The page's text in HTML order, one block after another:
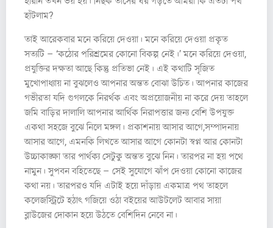
হাঁটলাম?
তাই আরেকবার মনে করিয়ে দেওয়া। মনে করিয়ে দেওয়া প্রকৃত
সত্যটি – ‘কঠোর পরিশ্রমের কোনো বিকল্প নেই।’ মনে করিয়ে দেওয়া,
প্রযুক্তির দক্ষতা আছে কিন্তু প্রতিভা নেই। এই কথাটি সৃজিত
মুখোপাধ্যায় না বুঝলেও আপনার অন্তত বোঝা উচিত। আপনার কাজের
গভীরতা যদি গুগলকে নিরর্থক এবং অপ্রয়োজনীয় না করে দেয় তাহলে
জমি বাড়ির দালালি আপনার আর্থিক নিরাপত্তার জন্য বেশি উপযুক্ত
একথা সহজে বুঝে নিলে মঙ্গল। প্রকাশনায় আসার আগে,সম্পাদনায়
আসার আগে, এমনকি লিখতে আসার আগে কোনটা স্বপ্ন আর কোনটা
উচ্চাকাঙ্ক্ষা তার পার্থক্য সেটুকু অন্তত বুঝে নিন। তারপর না হয় পথে
নামুন। সুপবন বহিতেছে – সেই সুযোগে ঝাঁপ দেওয়া কোনো কাজের
কথা নয়। তারপরও যদি এটাই হয়ে দাঁড়ায় একমাত্র পথ তাহলে
কলেজস্ট্রিটে হঠাৎ গজিয়ে ওঠা বইয়ের আউটলেট আবার সায়া
ব্লাউজের দোকান হয়ে উঠতে বেশিদিন নেবে না।